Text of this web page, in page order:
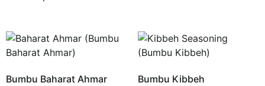
Bumbu Baharat Ahmar Bumbu Kibbeh